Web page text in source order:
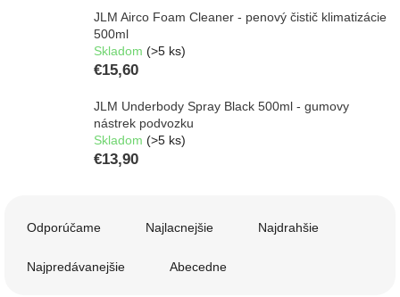
JLM Airco Foam Cleaner - penový čistič klimatizácie
500ml
Skladom (>5 ks)
€15,60
JLM Underbody Spray Black 500ml - gumovy
nástrek podvozku
Skladom (>5 ks)
€13,90
Odporúčame Najlacnejšie Najdrahšie
Najpredávanejšie Abecedne